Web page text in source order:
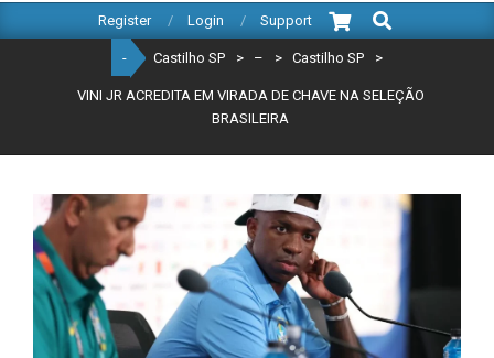
Navigation
Register Login Support
Search
- Castilho SP > – > Castilho SP >
VINI JR ACREDITA EM VIRADA DE CHAVE NA SELEÇÃO
BRASILEIRA